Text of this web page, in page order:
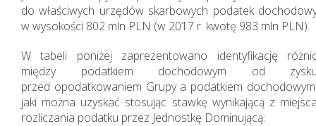
Zasady zarządzania
do właściwych urzędów skarbowych podatek
w wysokości 802 mln PLN (w 2017 r. kwotę 983 mln PLN).
W tabeli poniżej zaprezentowano identyfikację
między podatkiem dochodowym od
przed opodatkowaniem Grupy a podatkiem
jaki można uzyskać stosując stawkę wynikającą z
rozliczania podatku przez Jednostkę Dominującą: